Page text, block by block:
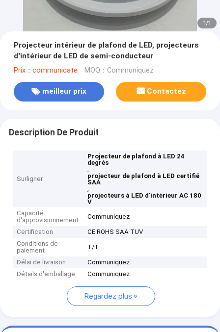
1/1
Projecteur intérieur de plafond de LED, projecteurs
d'intérieur de LED de semi-conducteur
Prix：communicate MOQ：Communiquez
meilleur prix Contactez
Description De Produit
Surligner
Projecteur de plafond à LED 24
degrés
,
projecteur de plafond à LED certifié
SAA
,
projecteurs à LED d'intérieur AC 180
V
Capacité
d'approvisionnement
Communiquez
Certification
CE ROHS SAA TUV
Conditions de
paiement
T/T
Délai de livraison
Communiquez
Détails d'emballage
Communiquez
Regardez plus